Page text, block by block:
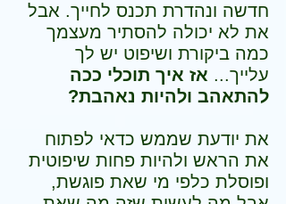
חדשה ונהדרת תכנס לחייך. אבל
את לא יכולה להסתיר מעצמך
כמה ביקורת ושיפוט יש לך
עלייך... אז איך תוכלי ככה
להתאהב ולהיות נאהבת?
את יודעת שממש כדאי לפתוח
את הראש ולהיות פחות שיפוטית
ופוסלת כלפי מי שאת פוגשת,